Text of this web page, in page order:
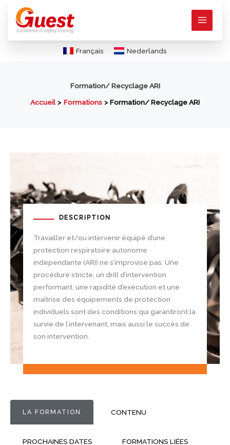
contenu
Français Nederlands
Formation/ Recyclage ARI
Accueil
Formations Formation/ Recyclage ARI
DESCRIPTION
Travailler et/ou intervenir équipé d’une
protection respiratoire autonome
indépendante (ARI) ne s’improvise pas. Une
procédure stricte, un drill d’intervention
performant, une rapidité d’exécution et une
maîtrise des équipements de protection
individuels sont des conditions qui garantiront la
survie de l’intervenant, mais aussi le succès de
son intervention.
LA FORMATION CONTENU
PROCHAINES DATES FORMATIONS LIÉES